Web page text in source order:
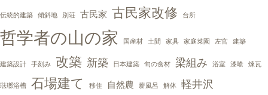
伝統的建築 傾斜地 別荘 古民家 古民家改修 台所
哲学者の山の家 国産材 土間 家具 家庭菜園 左官 建築
建築設計 手刻み 改築 新築 日本建築 旬の食材 梁組み 浴室 漆喰 煉瓦
琺瑯浴槽 石場建て 移住 自然農 薪風呂 解体 軽井沢